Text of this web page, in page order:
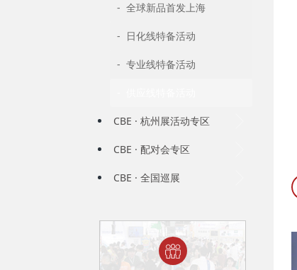
- 全球新品首发上海
- 日化线特备活动
- 专业线特备活动
CBE · 杭州展活动专区
CBE · 配对会专区
CBE · 全国巡展